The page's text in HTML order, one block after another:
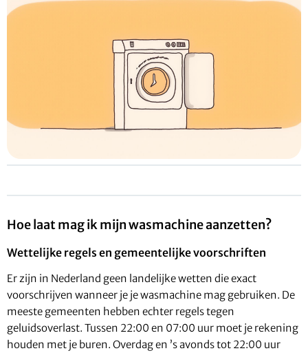
Hoe laat mag ik mijn wasmachine aanzetten?
Wettelijke regels en gemeentelijke voorschriften
Er zijn in Nederland geen landelijke wetten die exact
voorschrijven wanneer je je wasmachine mag gebruiken. De
meeste gemeenten hebben echter regels tegen
geluidsoverlast. Tussen 22:00 en 07:00 uur moet je rekening
houden met je buren. Overdag en ’s avonds tot 22:00 uur